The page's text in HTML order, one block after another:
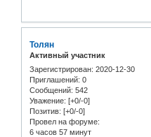
Толян
Активный участник
Зарегистрирован: 2020-12-30
Приглашений: 0
Сообщений: 542
Уважение: [+0/-0]
Позитив: [+0/-0]
Провел на форуме:
6 часов 57 минут